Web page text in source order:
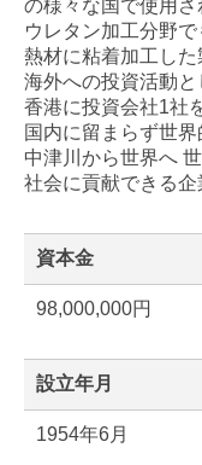
の様々な国で使用さ
ウレタン加工分野
熱材に粘着加工した
海外への投資活動と
香港に投資会社1社
国内に留まらず世
中津川から世界へ
社会に貢献できる企
資本金
98,000,000円
設立年月
1954年6月